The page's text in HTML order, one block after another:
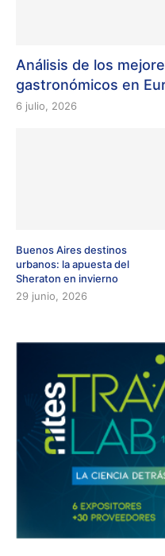
Análisis de los
gastronómicos en
6 julio, 2026
Buenos Aires destinos
urbanos: la apuesta del
Sheraton en invierno
29 junio, 2026